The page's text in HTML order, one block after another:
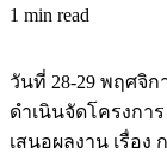
1 min read
วันที่ 28-29 พฤศจิก
ดำเนินจัดโครงการ
เสนอผลงาน เรื่อ